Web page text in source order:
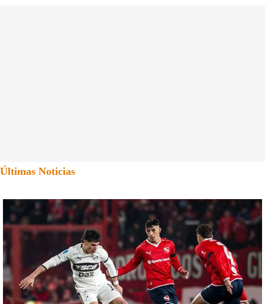
Últimas Noticias